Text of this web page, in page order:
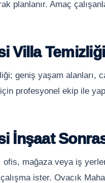
planlanır. Amaç
Villa Temizliği
geniş yaşam alanları,
profesyonel ekip ile
İnşaat
ofis, mağaza veya iş
ister. Ovacık